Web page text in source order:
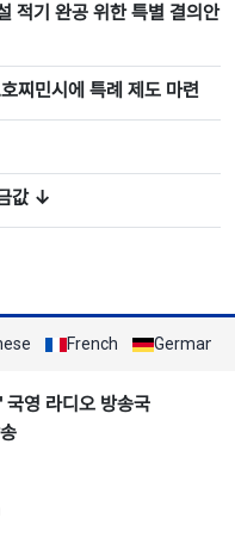
적기 완공 위한 특별 결의안
찌민시에 특례 제도 마련
값 ↓
French German
국영 라디오 방송국